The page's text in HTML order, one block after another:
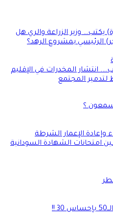
وزير الزراعة والري هل
الرئيسي بمشروع الرهد؟
انتشار المخدرات في الإقليم
المجتمع
؟
وإعادة الإعمار الشرطة
امتحانات الشهادة السودانية
!!